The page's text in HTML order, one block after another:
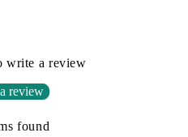
write a review
review
found